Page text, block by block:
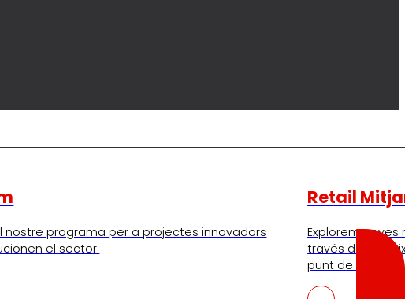
nostre programa per a projectes innovadors
el sector.
Retail
Explorem
través del
punt de venda.